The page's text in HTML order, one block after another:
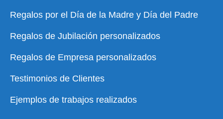
Regalos por el Día de la Madre y Día del Padre
Regalos de Jubilación personalizados
Regalos de Empresa personalizados
Testimonios de Clientes
Ejemplos de trabajos realizados